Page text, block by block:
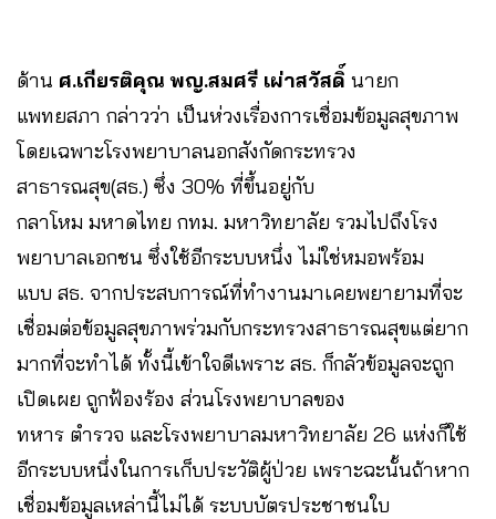
ด้าน ศ.เกียรติคุณ พญ.สมศรี เผ่าสวัสดิ์ นายก
แพทยสภา กล่าวว่า เป็นห่วงเรื่องการเชื่อมข้อมูลสุขภาพ
โดยเฉพาะโรงพยาบาลนอกสังกัดกระทรวง
สาธารณสุข(สธ.) ซึ่ง 30% ที่ขึ้นอยู่กับ
กลาโหม มหาดไทย กทม. มหาวิทยาลัย รวมไปถึงโรง
พยาบาลเอกชน ซึ่งใช้อีกระบบหนึ่ง ไม่ใช่หมอพร้อม
แบบ สธ. จากประสบการณ์ที่ทำงานมาเคยพยายามที่จะ
เชื่อมต่อข้อมูลสุขภาพร่วมกับกระทรวงสาธารณสุขแต่ยาก
มากที่จะทำได้ ทั้งนี้เข้าใจดีเพราะ สธ. ก็กลัวข้อมูลจะถูก
เปิดเผย ถูกฟ้องร้อง ส่วนโรงพยาบาลของ
ทหาร ตำรวจ และโรงพยาบาลมหาวิทยาลัย 26 แห่งก็ใช้
อีกระบบหนึ่งในการเก็บประวัติผู้ป่วย เพราะฉะนั้นถ้าหาก
เชื่อมข้อมูลเหล่านี้ไม่ได้ ระบบบัตรประชาชนใบ